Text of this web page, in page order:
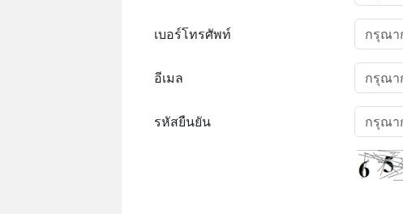
เบอร์โทรศัพท์
อีเมล
รหัสยืนยัน